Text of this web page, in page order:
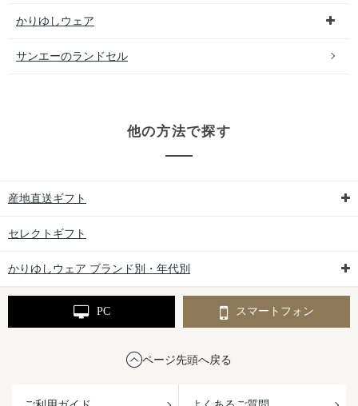
かりゆしウェア
サンエーのランドセル
他の方法で探す
産地直送ギフト
セレクトギフト
かりゆしウェア ブランド別・年代別
PC スマートフォン
ページ先頭へ戻る